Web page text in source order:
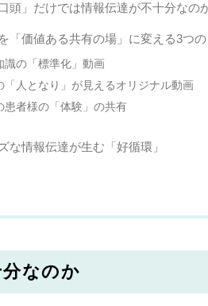
頭」だけでは情報伝達が不十分なの
「価値ある共有の場」に変える3つ
識の「標準化」動画
「人となり」が見えるオリジナル動画
患者様の「体験」の共有
な情報伝達が生む「好循環」
なのか